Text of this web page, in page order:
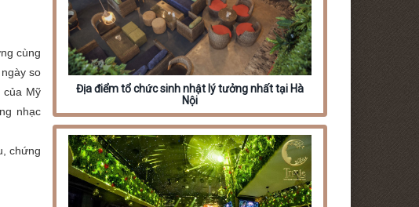
cùng
so
của Mỹ
nhạc
chứng
Địa điểm tổ chức sinh nhật lý tưởng nhất tại Hà
Nội